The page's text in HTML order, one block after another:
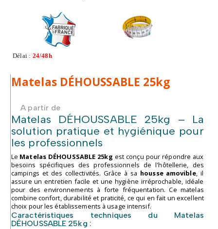
Délai : 24/48h
Matelas DÉHOUSSABLE 25kg
A partir de
Matelas DÉHOUSSABLE 25kg – La
solution pratique et hygiénique pour
les professionnels
Le Matelas DÉHOUSSABLE 25kg est conçu pour répondre aux
besoins spécifiques des professionnels de l'hôtellerie, des
campings et des collectivités. Grâce à sa housse amovible, il
assure un entretien facile et une hygiène irréprochable, idéale
pour des environnements à forte fréquentation. Ce matelas
combine confort, durabilité et praticité, ce qui en fait un excellent
choix pour les établissements à usage intensif.
Caractéristiques techniques du Matelas
DÉHOUSSABLE 25kg :